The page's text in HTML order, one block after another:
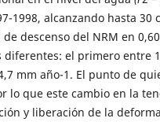
1998, alcanzando hasta
descenso del NRM en
el primero entre
mm año-1. El punto de
lo que este cambio en la
y liberación de la